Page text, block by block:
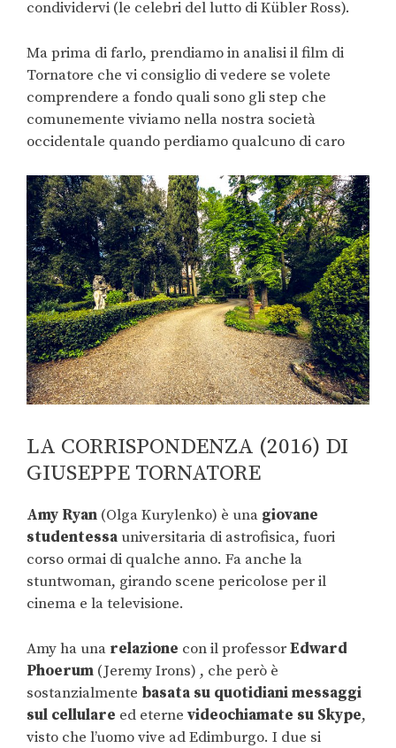
condividervi (le celebri del lutto di Kübler Ross).
Ma prima di farlo, prendiamo in analisi il film di
Tornatore che vi consiglio di vedere se volete
comprendere a fondo quali sono gli step che
comunemente viviamo nella nostra società
occidentale quando perdiamo qualcuno di caro
LA CORRISPONDENZA (2016) DI
GIUSEPPE TORNATORE
Amy Ryan (Olga Kurylenko) è una giovane
studentessa universitaria di astrofisica, fuori
corso ormai di qualche anno. Fa anche la
stuntwoman, girando scene pericolose per il
cinema e la televisione.
Amy ha una relazione con il professorEdward
Phoerum (Jeremy Irons) , che però è
sostanzialmente basata su quotidiani messaggi
sul cellulare ed eterne videochiamate su Skype,
visto che l’uomo vive ad Edimburgo. I due si